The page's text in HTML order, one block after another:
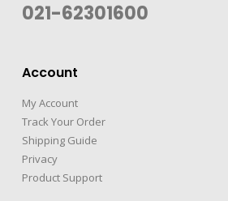
021-62301600
Account
My Account
Track Your Order
Shipping Guide
Privacy
Product Support